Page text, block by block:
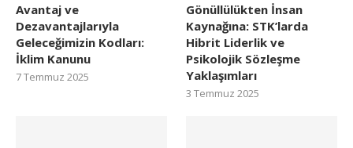
Avantaj ve
Dezavantajlarıyla
Geleceğimizin Kodları:
İklim Kanunu
7 Temmuz 2025
Gönüllülükten İnsan
Kaynağına: STK’larda
Hibrit Liderlik ve
Psikolojik Sözleşme
Yaklaşımları
3 Temmuz 2025